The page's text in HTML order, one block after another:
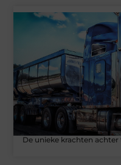
De unieke krachten